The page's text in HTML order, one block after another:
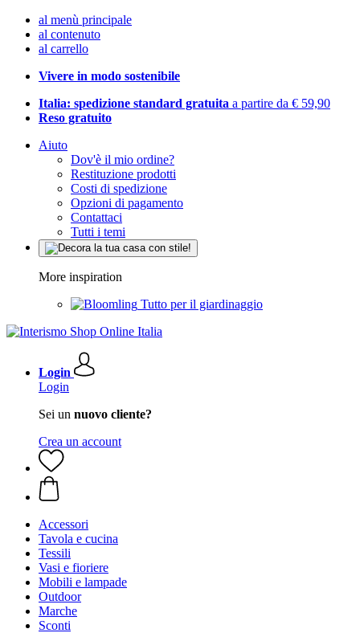
al menù principale
al contenuto
al carrello
Vivere in modo sostenibile
Italia: spedizione standard gratuita a partire da € 59,90
Reso gratuito
Aiuto
Dov'è il mio ordine?
Restituzione prodotti
Costi di spedizione
Opzioni di pagamento
Contattaci
Tutti i temi
More inspiration
Tutto per il giardinaggio
Login
Login
Sei un nuovo cliente?
Crea un account
Accessori
Tavola e cucina
Tessili
Vasi e fioriere
Mobili e lampade
Outdoor
Marche
Sconti